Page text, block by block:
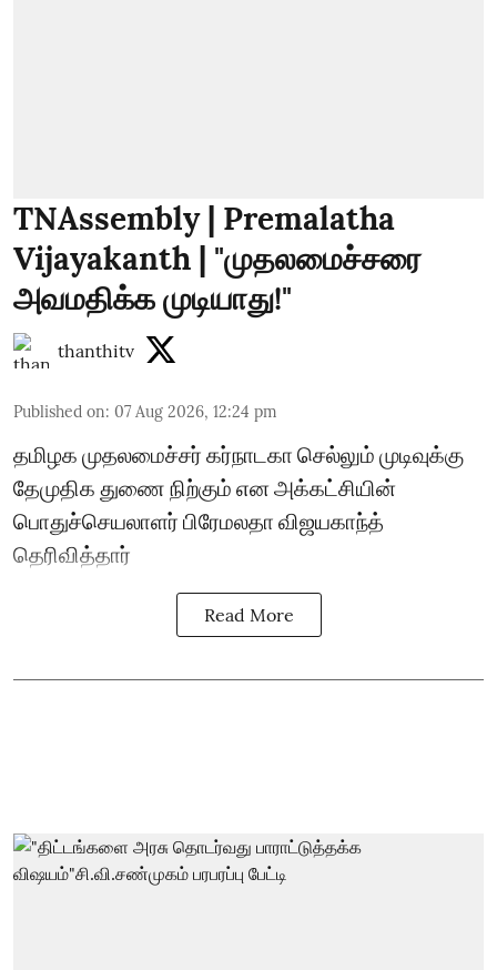
TNAssembly | Premalatha
Vijayakanth | "முதலமைச்சரை
அவமதிக்க முடியாது!"
thanthitv
Published on: 07 Aug 2026, 12:24 pm
தமிழக முதலமைச்சர் கர்நாடகா செல்லும் முடிவுக்கு
தேமுதிக துணை நிற்கும் என அக்கட்சியின்
பொதுச்செயலாளர் பிரேமலதா விஜயகாந்த்
தெரிவித்தார்
Read More